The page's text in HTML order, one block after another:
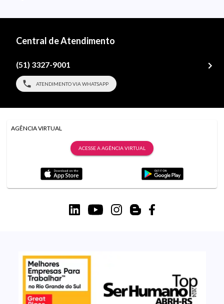
Central de Atendimento
(51) 3327-9001
ATENDIMENTO VIA WHATSAPP
AGÊNCIA VIRTUAL
ACESSE A AGÊNCIA VIRTUAL